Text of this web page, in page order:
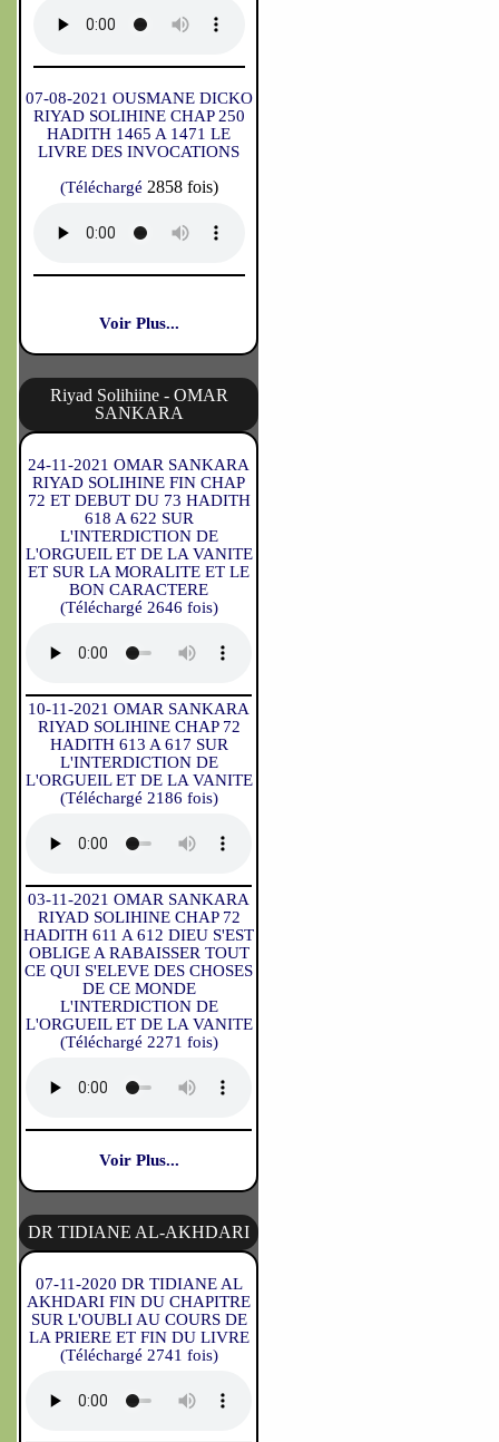
07-08-2021 OUSMANE DICKO
RIYAD SOLIHINE CHAP 250
HADITH 1465 A 1471 LE
LIVRE DES INVOCATIONS
(Téléchargé 2858 fois)
Voir Plus...
Riyad Solihiine - OMAR
SANKARA
24-11-2021 OMAR SANKARA
RIYAD SOLIHINE FIN CHAP
72 ET DEBUT DU 73 HADITH
618 A 622 SUR
L'INTERDICTION DE
L'ORGUEIL ET DE LA VANITE
ET SUR LA MORALITE ET LE
BON CARACTERE
(Téléchargé 2646 fois)
10-11-2021 OMAR SANKARA
RIYAD SOLIHINE CHAP 72
HADITH 613 A 617 SUR
L'INTERDICTION DE
L'ORGUEIL ET DE LA VANITE
(Téléchargé 2186 fois)
03-11-2021 OMAR SANKARA
RIYAD SOLIHINE CHAP 72
HADITH 611 A 612 DIEU S'EST
OBLIGE A RABAISSER TOUT
CE QUI S'ELEVE DES CHOSES
DE CE MONDE
L'INTERDICTION DE
L'ORGUEIL ET DE LA VANITE
(Téléchargé 2271 fois)
Voir Plus...
DR TIDIANE AL-AKHDARI
07-11-2020 DR TIDIANE AL
AKHDARI FIN DU CHAPITRE
SUR L'OUBLI AU COURS DE
LA PRIERE ET FIN DU LIVRE
(Téléchargé 2741 fois)